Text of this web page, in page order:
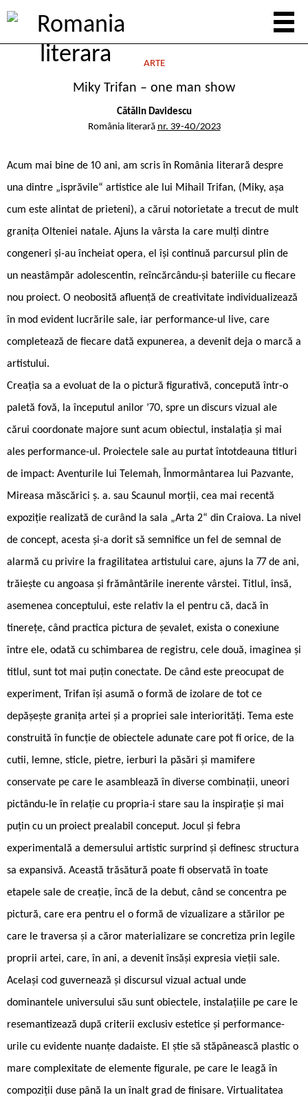
ARTE
Miky Trifan – one man show
Cătălin Davidescu
România literară nr. 39-40/2023
Acum mai bine de 10 ani, am scris în România literară despre
una dintre „isprăvile“ artistice ale lui Mihail Trifan, (Miky, așa
cum este alintat de prieteni), a cărui notorietate a trecut de mult
granița Olteniei natale. Ajuns la vârsta la care mulți dintre
congeneri și-au încheiat opera, el își continuă parcursul plin de
un neastâmpăr adolescentin, reîncărcându-și bateriile cu fiecare
nou proiect. O neobosită afluență de creativitate individualizează
în mod evident lucrările sale, iar performance-ul live, care
completează de fiecare dată expunerea, a devenit deja o marcă a
artistului.
Creația sa a evoluat de la o pictură figurativă, concepută într-o
paletă fovă, la începutul anilor ’70, spre un discurs vizual ale
cărui coordonate majore sunt acum obiectul, instalația și mai
ales performance-ul. Proiectele sale au purtat întotdeauna titluri
de impact: Aventurile lui Telemah, Înmormântarea lui Pazvante,
Mireasa măscărici ș. a. sau Scaunul morții, cea mai recentă
expoziție realizată de curând la sala „Arta 2“ din Craiova. La nivel
de concept, acesta și-a dorit să semnifice un fel de semnal de
alarmă cu privire la fragilitatea artistului care, ajuns la 77 de ani,
trăiește cu angoasa și frământările inerente vârstei. Titlul, însă,
asemenea conceptului, este relativ la el pentru că, dacă în
tinerețe, când practica pictura de șevalet, exista o conexiune
între ele, odată cu schimbarea de registru, cele două, imaginea și
titlul, sunt tot mai puțin conectate. De când este preocupat de
experiment, Trifan își asumă o formă de izolare de tot ce
depășește granița artei și a propriei sale interiorități. Tema este
construită în funcție de obiectele adunate care pot fi orice, de la
cutii, lemne, sticle, pietre, ierburi la păsări și mamifere
conservate pe care le asamblează în diverse combinații, uneori
pictându-le în relație cu propria-i stare sau la inspirație și mai
puțin cu un proiect prealabil conceput. Jocul și febra
experimentală a demersului artistic surprind și definesc structura
sa expansivă. Această trăsătură poate fi observată în toate
etapele sale de creație, încă de la debut, când se concentra pe
pictură, care era pentru el o formă de vizualizare a stărilor pe
care le traversa și a căror materializare se concretiza prin legile
proprii artei, care, în ani, a devenit însăși expresia vieții sale.
Același cod guvernează și discursul vizual actual unde
dominantele universului său sunt obiectele, instalațiile pe care le
resemantizează după criterii exclusiv estetice și performance-
urile cu evidente nuanțe dadaiste. El știe să stăpânească plastic o
mare complexitate de elemente figurale, pe care le leagă în
compoziții duse până la un înalt grad de finisare. Virtualitatea